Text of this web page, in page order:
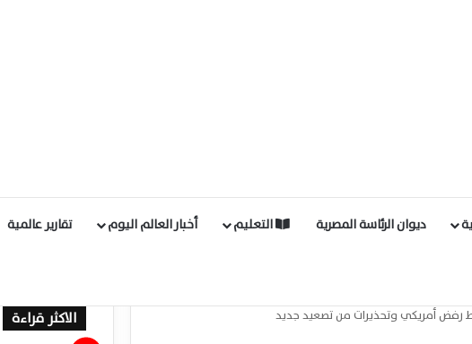
ديوان الرئاسة المصرية التعليم أخبار العالم اليوم تقارير عالمية
رفض أمريكي وتحذيرات من تصعيد جديد
الاكثر قراءة